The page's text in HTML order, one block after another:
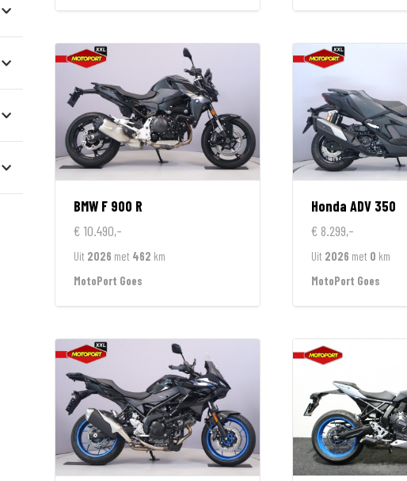
BMW F 900 R
€ 10.490,-
Uit 2026 met 462 km
MotoPort Goes
Honda ADV 350
€ 8.299,-
Uit 2026 met 0 km
MotoPort Goes